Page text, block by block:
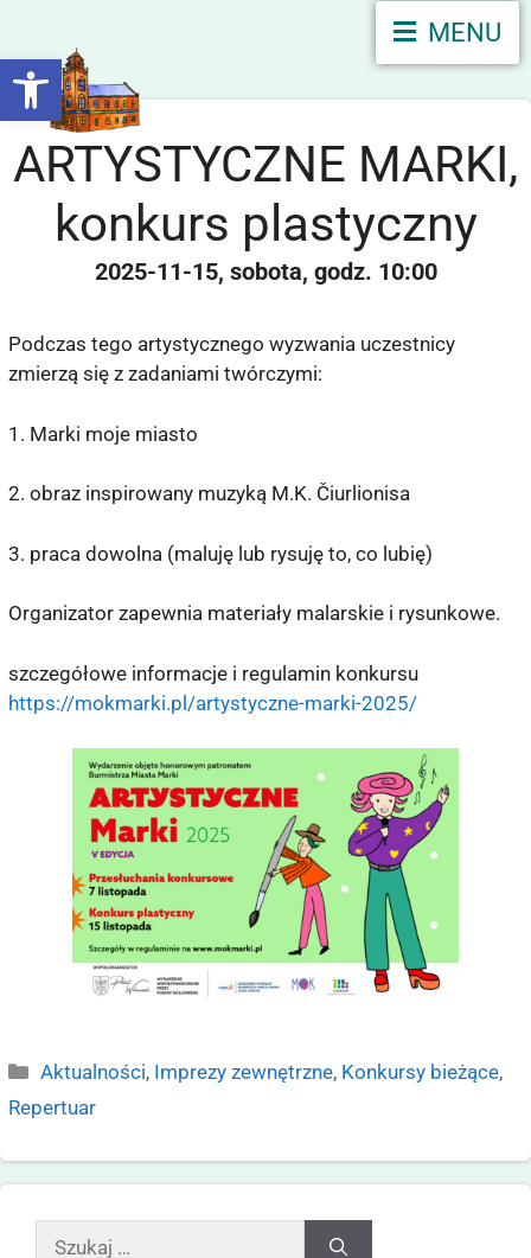
Otwórz pasek narzędzi
MENU
ARTYSTYCZNE MARKI,
konkurs plastyczny
2025-11-15 sobota 10:00
Podczas tego artystycznego wyzwania uczestnicy
zmierzą się z zadaniami twórczymi:
1. Marki moje miasto
2. obraz inspirowany muzyką M.K. Čiurlionisa
3. praca dowolna (maluję lub rysuję to, co lubię)
Organizator zapewnia materiały malarskie i rysunkowe.
szczegółowe informacje i regulamin konkursu
https://mokmarki.pl/artystyczne-marki-2025/
Aktualności, Imprezy zewnętrzne, Konkursy bieżące,
Repertuar